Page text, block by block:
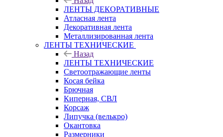
ЛЕНТЫ ДЕКОРАТИВНЫЕ
Атласная лента
Декоративная лента
Металлизированная лента
ЛЕНТЫ ТЕХНИЧЕСКИЕ
Назад
ЛЕНТЫ ТЕХНИЧЕСКИЕ
Светоотражающие ленты
Косая бейка
Брючная
Киперная, СВЛ
Корсаж
Липучка (велькро)
Окантовка
Размерники